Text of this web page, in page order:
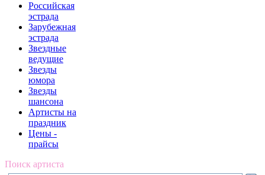
Российская
эстрада
Зарубежная
эстрада
Звездные
ведущие
Звезды
юмора
Звезды
шансона
Артисты на
праздник
Цены -
прайсы
Поиск артиста